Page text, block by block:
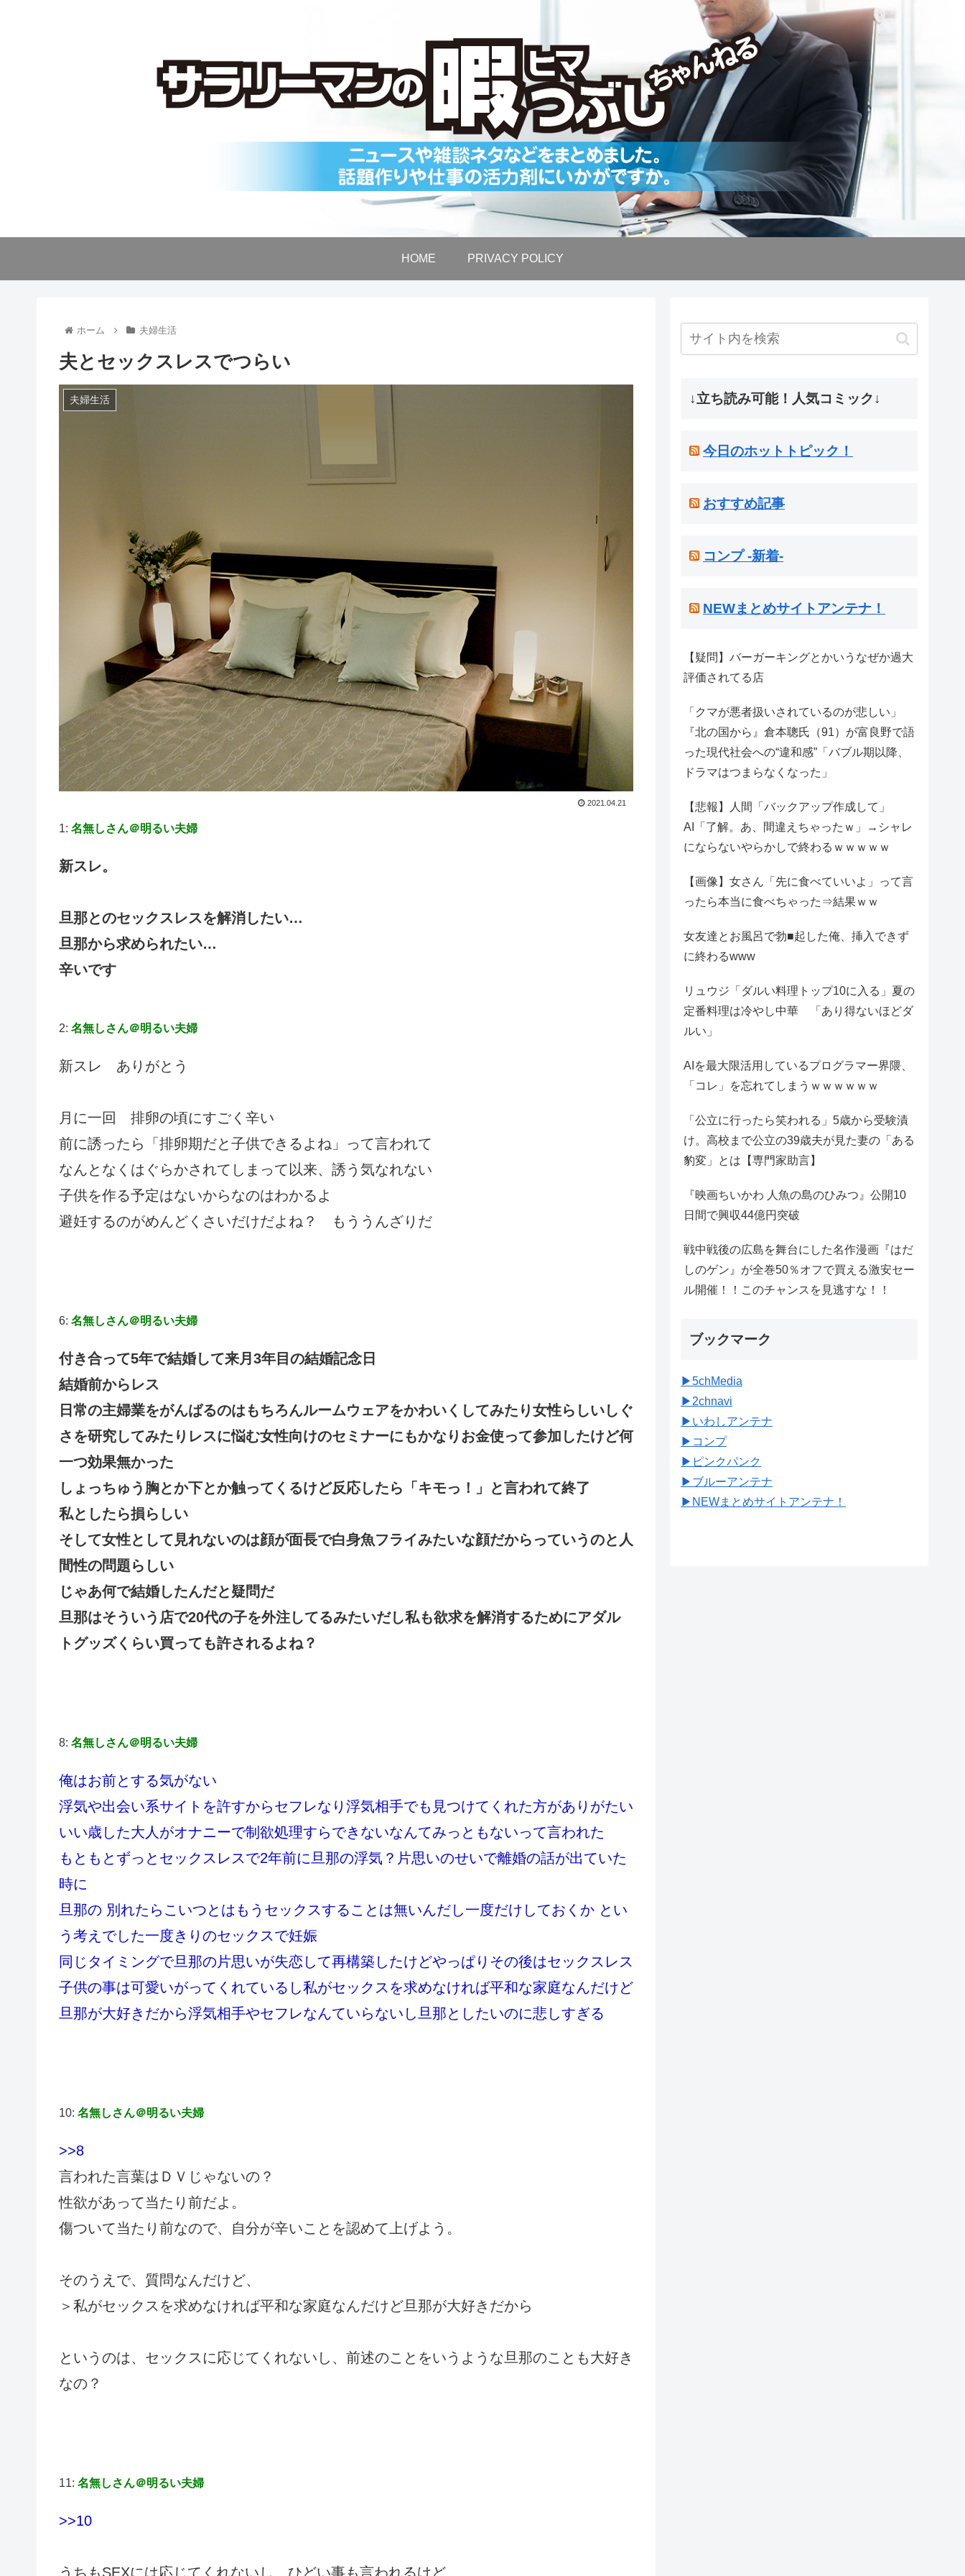
HOME PRIVACY POLICY
ホーム 夫婦生活
夫とセックスレスでつらい
夫婦生活
2021.04.21
1: 名無しさん＠明るい夫婦
新スレ。
旦那とのセックスレスを解消したい…
旦那から求められたい…
辛いです
2: 名無しさん＠明るい夫婦
新スレ ありがとう
月に一回 排卵の頃にすごく辛い
前に誘ったら「排卵期だと子供できるよね」って言われて
なんとなくはぐらかされてしまって以来、誘う気なれない
子供を作る予定はないからなのはわかるよ
避妊するのがめんどくさいだけだよね？ もううんざりだ
6: 名無しさん＠明るい夫婦
付き合って5年で結婚して来月3年目の結婚記念日
結婚前からレス
日常の主婦業をがんばるのはもちろんルームウェアをかわいくしてみたり女性らしいしぐ
さを研究してみたりレスに悩む女性向けのセミナーにもかなりお金使って参加したけど何
一つ効果無かった
しょっちゅう胸とか下とか触ってくるけど反応したら「キモっ！」と言われて終了
私としたら損らしい
そして女性として見れないのは顔が面長で白身魚フライみたいな顔だからっていうのと人
間性の問題らしい
じゃあ何で結婚したんだと疑問だ
旦那はそういう店で20代の子を外注してるみたいだし私も欲求を解消するためにアダル
トグッズくらい買っても許されるよね？
8: 名無しさん＠明るい夫婦
俺はお前とする気がない
浮気や出会い系サイトを許すからセフレなり浮気相手でも見つけてくれた方がありがたい
いい歳した大人がオナニーで制欲処理すらできないなんてみっともないって言われた
もともとずっとセックスレスで2年前に旦那の浮気？片思いのせいで離婚の話が出ていた
時に
旦那の 別れたらこいつとはもうセックスすることは無いんだし一度だけしておくか とい
う考えでした一度きりのセックスで妊娠
同じタイミングで旦那の片思いが失恋して再構築したけどやっぱりその後はセックスレス
子供の事は可愛いがってくれているし私がセックスを求めなければ平和な家庭なんだけど
旦那が大好きだから浮気相手やセフレなんていらないし旦那としたいのに悲しすぎる
10: 名無しさん＠明るい夫婦
>>8
言われた言葉はＤＶじゃないの？
性欲があって当たり前だよ。
傷ついて当たり前なので、自分が辛いことを認めて上げよう。
そのうえで、質問なんだけど、
＞私がセックスを求めなければ平和な家庭なんだけど旦那が大好きだから
というのは、セックスに応じてくれないし、前述のことをいうような旦那のことも大好き
なの？
11: 名無しさん＠明るい夫婦
>>10
うちもSEXには応じてくれないし、ひどい事も言われるけど
↓立ち読み可能！人気コミック↓
今日のホットトピック！
おすすめ記事
コンプ -新着-
NEWまとめサイトアンテナ！
【疑問】バーガーキングとかいうなぜか過大
評価されてる店
「クマが悪者扱いされているのが悲しい」
『北の国から』倉本聰氏（91）が富良野で語
った現代社会への“違和感”「バブル期以降、
ドラマはつまらなくなった」
【悲報】人間「バックアップ作成して」
AI「了解。あ、間違えちゃったｗ」→シャレ
にならないやらかしで終わるｗｗｗｗｗ
【画像】女さん「先に食べていいよ」って言
ったら本当に食べちゃった⇒結果ｗｗ
女友達とお風呂で勃■起した俺、挿入できず
に終わるwww
リュウジ「ダルい料理トップ10に入る」夏の
定番料理は冷やし中華 「あり得ないほどダ
ルい」
AIを最大限活用しているプログラマー界隈、
「コレ」を忘れてしまうｗｗｗｗｗｗ
「公立に行ったら笑われる」5歳から受験漬
け。高校まで公立の39歳夫が見た妻の「ある
豹変」とは【専門家助言】
『映画ちいかわ 人魚の島のひみつ』公開10
日間で興収44億円突破
戦中戦後の広島を舞台にした名作漫画『はだ
しのゲン』が全巻50％オフで買える激安セー
ル開催！！このチャンスを見逃すな！！
ブックマーク
▶︎5chMedia
▶︎2chnavi
▶︎いわしアンテナ
▶︎コンプ
▶︎ピンクパンク
▶︎ブルーアンテナ
▶︎NEWまとめサイトアンテナ！